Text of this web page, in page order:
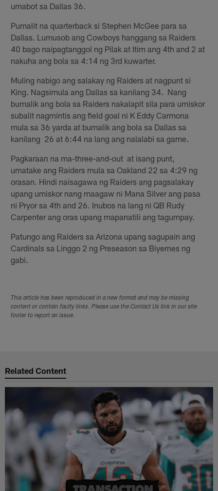
umabot sa Dallas 36.
Pumalit na quarterback si Stephen McGee para sa
Dallas. Lumusob ang Cowboys hanggang sa Raiders
40 bago naipagtanggol ng Pilak at Itim ang 4th and 2 at
nakuha ang bola sa 4:14 ng 3rd kuwarter.
Muling nabigo ang salakay ng Raiders at nagpunt si
King. Nagsimula ang Dallas sa kanilang 34. Nang
bumalik ang bola sa Raiders nakalapit sila para umiskor
subalit nagmintis ang field goal ni K Eddy Carmona
mula sa 36 yarda at bumalik ang bola sa Dallas sa
kanilang 26 at 6:44 na lang ang nalalabi sa game.
Pagkaraan na ma-three-and-out at isang punt,
umatake ang Raiders mula sa Oakland 22 sa 4:29 ng
orasan. Hindi naisagawa ng Raiders ang pagsalakay
upang umiskor nang maagaw ni Mana Silver ang pasa
ni Pryor sa 4th and 26. Inubos na lang ni QB Rudy
Carpenter ang oras upang mapanatili ang tagumpay.
Patungo ang Raiders sa Arizona upang sagupain ang
Cardinals sa Linggo 2 ng Preseason sa Biyernes ng
gabi.
This article has been reproduced in a new format and may be missing
content or contain faulty links. Please use the Contact Us link in our site
footer to report an issue.
Related Content